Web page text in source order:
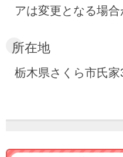
アは変更となる場合
所在地
栃木県さくら市氏家